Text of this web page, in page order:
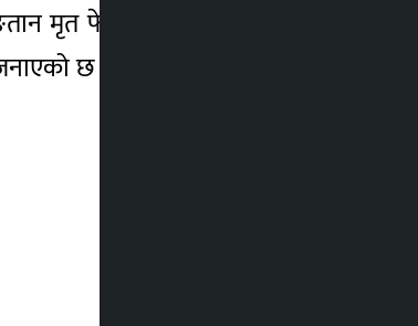
मृत फेला परेका थिए । स्थानीयले
जनाएको छ भने यसबारे अनुसन्धान सुरु